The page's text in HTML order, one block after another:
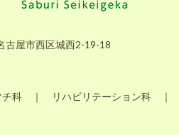
屋市西区城西2-19-18
科 ｜ リハビリテーション科 ｜